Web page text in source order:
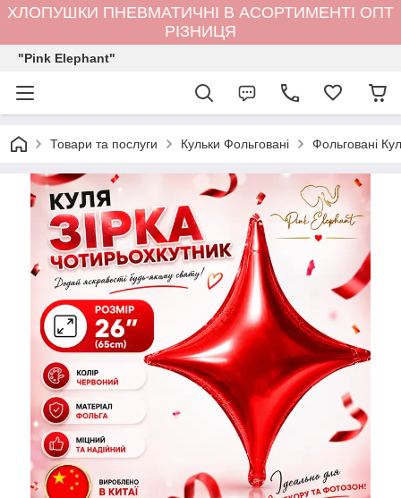
ХЛОПУШКИ ПНЕВМАТИЧНІ В АСОРТИМЕНТІ ОПТ
РІЗНИЦЯ
"Pink Elephant"
Товари та послуги Кульки Фольговані Фольговані